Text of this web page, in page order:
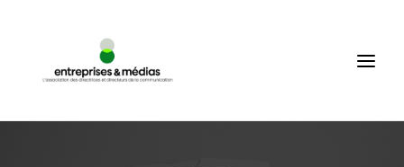
QUI SOMMES-NOUS ?